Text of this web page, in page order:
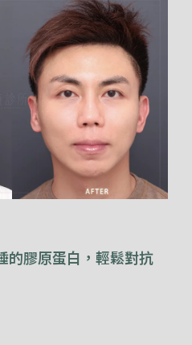
的膠原蛋白，輕鬆對抗